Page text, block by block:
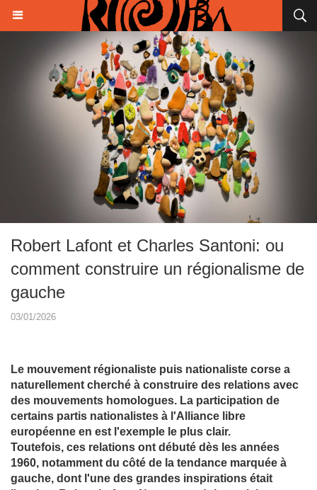
Robert Lafont et Charles Santoni: ou
comment construire un régionalisme de
gauche
03/01/2026
Le mouvement régionaliste puis nationaliste corse a
naturellement cherché à construire des relations avec
des mouvements homologues. La participation de
certains partis nationalistes à l'Alliance libre
européenne en est l'exemple le plus clair.
Toutefois, ces relations ont débuté dès les années
1960, notamment du côté de la tendance marquée à
gauche, dont l'une des grandes inspirations était